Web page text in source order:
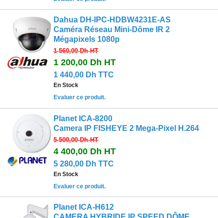
Dahua DH-IPC-HDBW4231E-AS
Caméra Réseau Mini-Dôme IR 2
Mégapixels 1080p
1 560,00 DhHT
1 200,00 Dh HT
1 440,00 Dh TTC
En Stock
Evaluer ce produit.
Planet ICA-8200
Camera IP FISHEYE 2 Mega-Pixel H.264
5 500,00 DhHT
4 400,00 Dh HT
5 280,00 Dh TTC
En Stock
Evaluer ce produit.
Planet ICA-H612